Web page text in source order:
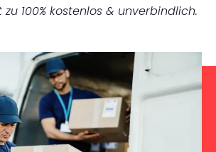
100% kostenlos & unverbindlich.